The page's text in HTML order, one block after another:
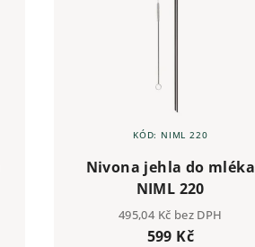
Nivona jehla do mléka
NIML 220
495,04 Kč bez DPH
599 Kč
KÓD: NIML 220